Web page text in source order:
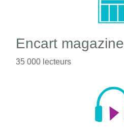
Encart magazine
35 000 lecteurs